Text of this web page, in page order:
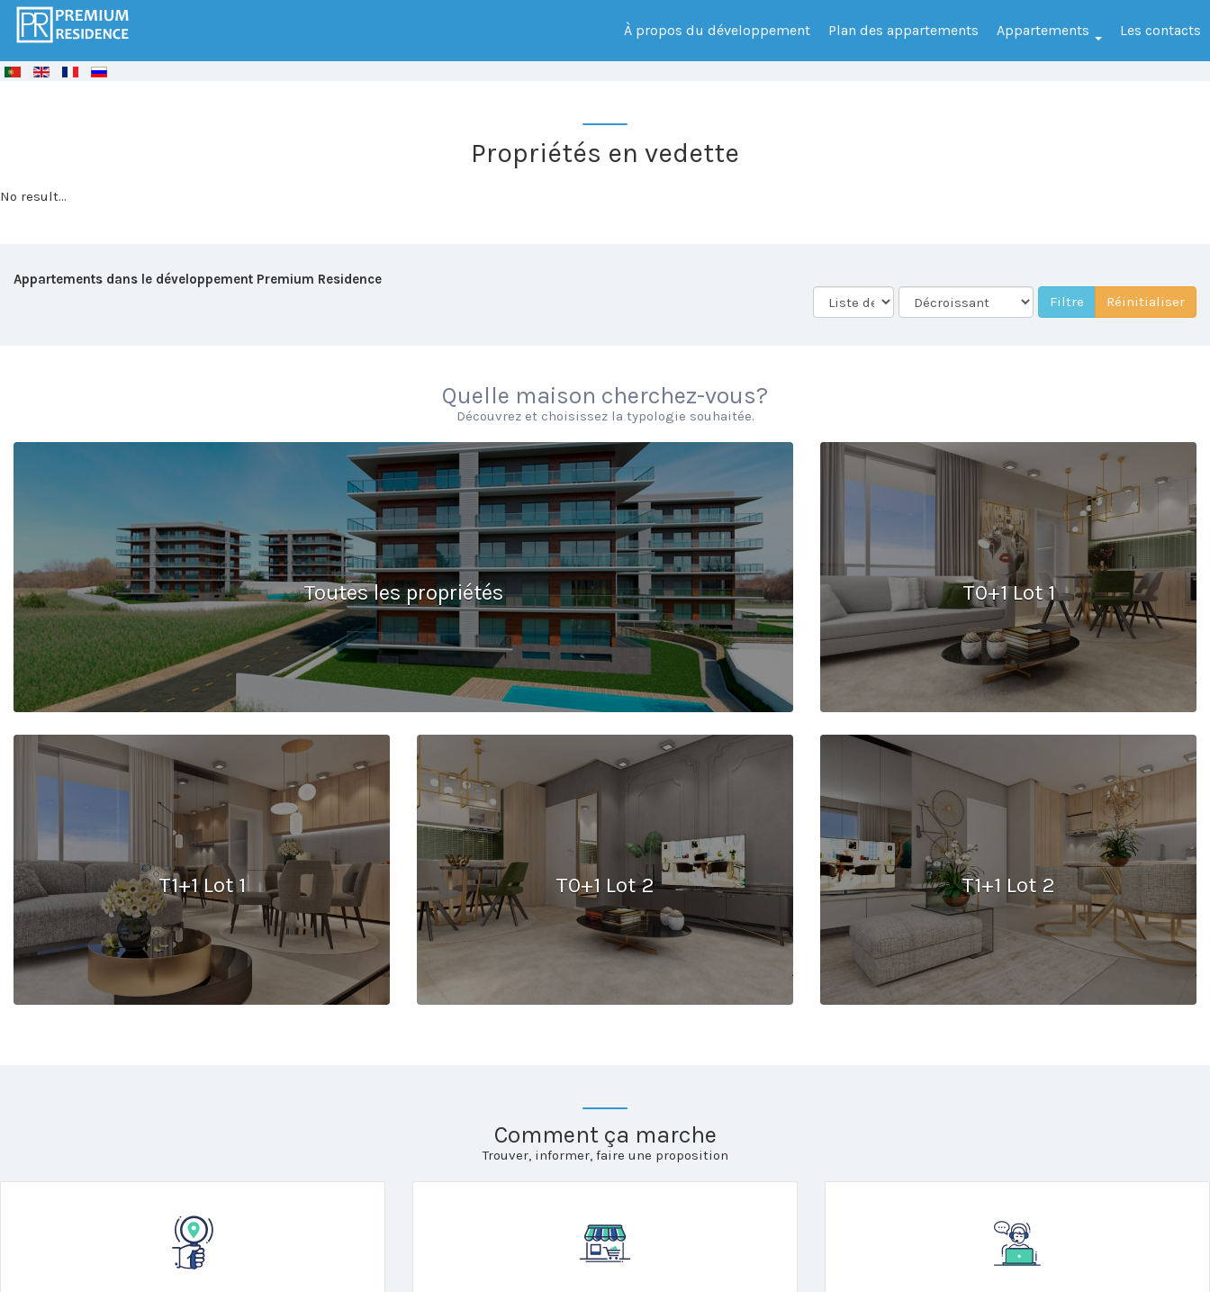
À propos du développement Plan des appartements Appartements Les contacts
© FreeJoomla! 3 Modules
Propriétés en vedette
No result...
Appartements dans le développement Premium Residence
Quelle maison cherchez-vous?
Découvrez et choisissez la typologie souhaitée.
Toutes les propriétés T0+1 Lot 1
T1+1 Lot 1 T0+1 Lot 2 T1+1 Lot 2
Comment ça marche
Trouver, informer, faire une proposition